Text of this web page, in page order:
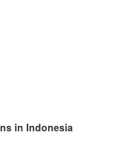
in Indonesia